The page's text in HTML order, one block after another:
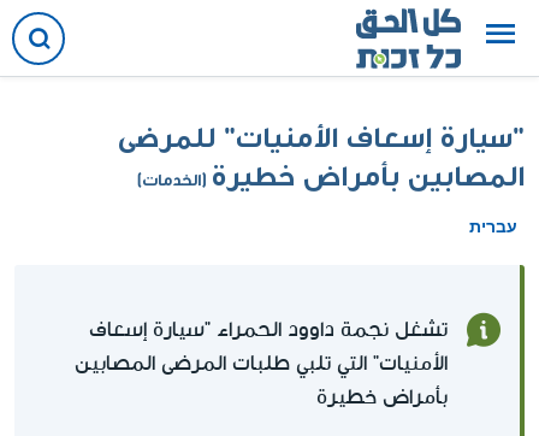
"سيارة إسعاف الأمنيات" للمرضى
المصابين بأمراض خطيرة (الخدمات)
עברית
تشغل نجمة داوود الحمراء "سيارة إسعاف
الأمنيات" التي تلبي طلبات المرضى المصابين
بأمراض خطيرة